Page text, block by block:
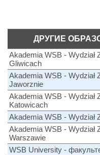
ДРУГИЕ
Akademia WSB - Wydział
Gliwicach
Akademia WSB - Wydział
Jaworznie
Akademia WSB - Wydział
Katowicach
Akademia WSB - Wydział
Akademia WSB - Wydział
Warszawie
WSB University -